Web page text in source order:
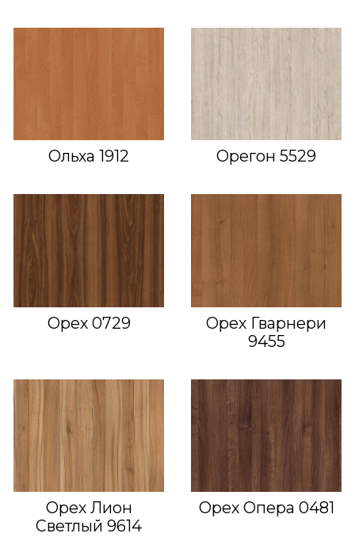
Ольха 1912 Орегон 5529
Орех 0729
Орех Гварнери
9455
Орех Лион
Светлый 9614
Орех Опера 0481